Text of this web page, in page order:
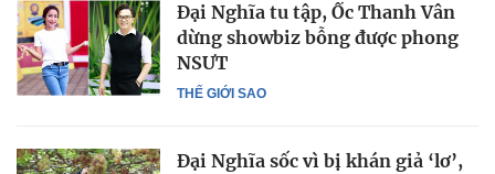
THẾ GIỚI SAO
Đại Nghĩa tu tập, Ốc Thanh Vân
dừng showbiz bỗng được phong
NSƯT
Đại Nghĩa sốc vì bị khán giả ‘lơ’,